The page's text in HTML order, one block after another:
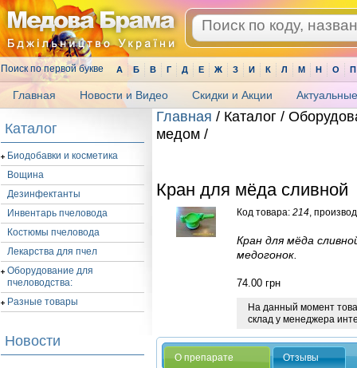
Поиск по первой букве А Б В Г Д Е Ж З И К Л М Н О П
Главная Новости и Видео Скидки и Акции
Каталог
Биодобавки и косметика
Вощина
Дезинфектанты
Инвентарь пчеловода
Костюмы пчеловода
Лекарства для пчел
Оборудование для
пчеловодства:
Разные товары
Новости
Главная / Каталог /
медом /
Кран для мёда сливной
Код товара: 214 ,
Кран для мёда
медогонок.
74.00 грн
На данный момент
склад у менеджера
О препарате Отзывы